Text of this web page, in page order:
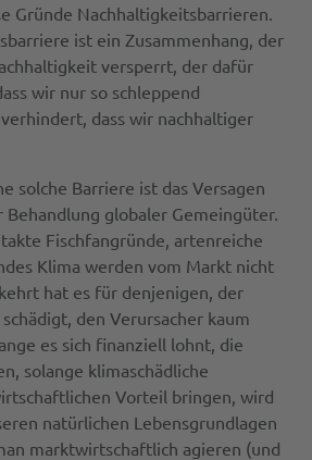
Gründe Nachhaltigkeitsbarrieren.
ist ein Zusammenhang, der
versperrt, der dafür
wir nur so schleppend
dass wir nachhaltiger
solche Barriere ist das Versagen
Behandlung globaler Gemeingüter.
Fischfangründe, artenreiche
Klima werden vom Markt nicht
hat es für denjenigen, der
den Verursacher kaum
es sich finanziell lohnt, die
solange klimaschädliche
Vorteil bringen, wird
natürlichen Lebensgrundlagen
marktwirtschaftlich agieren (und